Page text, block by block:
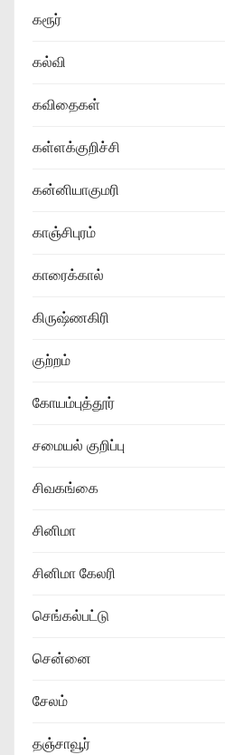
கரூர்
கல்வி
கவிதைகள்
கள்ளக்குறிச்சி
கன்னியாகுமரி
காஞ்சிபுரம்
காரைக்கால்
கிருஷ்ணகிரி
குற்றம்
கோயம்புத்தூர்
சமையல் குறிப்பு
சிவகங்கை
சினிமா
சினிமா கேலரி
செங்கல்பட்டு
சென்னை
சேலம்
தஞ்சாவூர்